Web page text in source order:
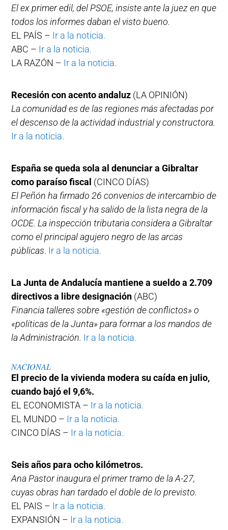
El ex primer edil, del PSOE, insiste ante la juez en que
todos los informes daban el visto bueno.
EL PAÍS – Ir a la noticia.
ABC – Ir a la noticia.
LA RAZÓN – Ir a la noticia.
Recesión con acento andaluz (LA OPINIÓN)
La comunidad es de las regiones más afectadas por
el descenso de la actividad industrial y constructora.
Ir a la noticia.
España se queda sola al denunciar a Gibraltar
como paraíso fiscal (CINCO DÍAS)
El Peñón ha firmado 26 convenios de intercambio de
información fiscal y ha salido de la lista negra de la
OCDE. La inspección tributaria considera a Gibraltar
como el principal agujero negro de las arcas
públicas. Ir a la noticia.
La Junta de Andalucía mantiene a sueldo a 2.709
directivos a libre designación (ABC)
Financia talleres sobre «gestión de conflictos» o
«políticas de la Junta» para formar a los mandos de
la Administración. Ir a la noticia.
NACIONAL
El precio de la vivienda modera su caída en julio,
cuando bajó el 9,6%.
EL ECONOMISTA – Ir a la noticia.
EL MUNDO – Ir a la noticia.
CINCO DÍAS – Ir a la noticia.
Seis años para ocho kilómetros.
Ana Pastor inaugura el primer tramo de la A-27,
cuyas obras han tardado el doble de lo previsto.
EL PAIS – Ir a la noticia.
EXPANSIÓN – Ir a la noticia.